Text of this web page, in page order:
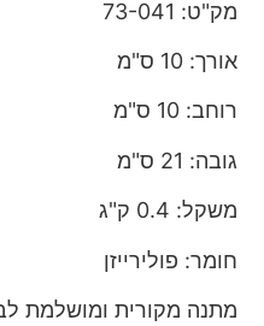
מק"ט: 73-041
אורך: 10 ס"מ
רוחב: 10 ס"מ
גובה: 21 ס"מ
משקל: 0.4 ק"ג
חומר: פולירייזן
מתנה מקורית ומושלמת